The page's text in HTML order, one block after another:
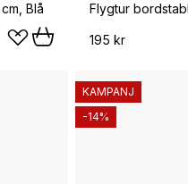
Blå
Flygtur
195 kr
KAMPANJ
-14%